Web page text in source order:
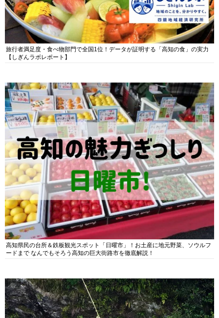
旅行者満足度・食べ物部門で全国1位！データが証明する「高知の食」の実力
【しぎんラボレポート】
高知県民の台所＆鉄板観光スポット「日曜市」！お土産に地元野菜、ソウルフ
ードまで なんでもそろう高知の巨大街路市を徹底解説！